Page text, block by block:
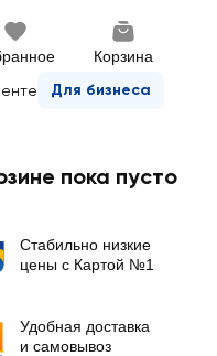
Корзина
Для бизнеса
пока пусто
Стабильно низкие
цены с Картой №1
Удобная доставка
и самовывоз